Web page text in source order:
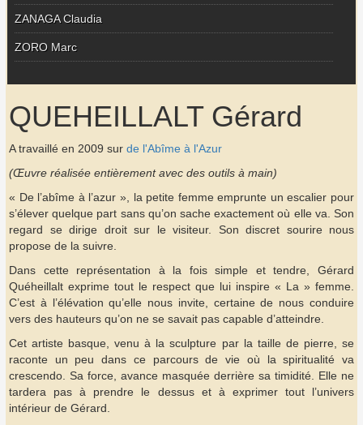
ZANAGA Claudia
ZORO Marc
QUEHEILLALT Gérard
A travaillé en 2009 sur de l'Abîme à l'Azur
(Œuvre réalisée entièrement avec des outils à main)
« De l’abîme à l’azur », la petite femme emprunte un escalier pour
s’élever quelque part sans qu’on sache exactement où elle va. Son
regard se dirige droit sur le visiteur. Son discret sourire nous
propose de la suivre.
Dans cette représentation à la fois simple et tendre, Gérard
Quéheillalt exprime tout le respect que lui inspire « La » femme.
C’est à l’élévation qu’elle nous invite, certaine de nous conduire
vers des hauteurs qu’on ne se savait pas capable d’atteindre.
Cet artiste basque, venu à la sculpture par la taille de pierre, se
raconte un peu dans ce parcours de vie où la spiritualité va
crescendo. Sa force, avance masquée derrière sa timidité. Elle ne
tardera pas à prendre le dessus et à exprimer tout l’univers
intérieur de Gérard.